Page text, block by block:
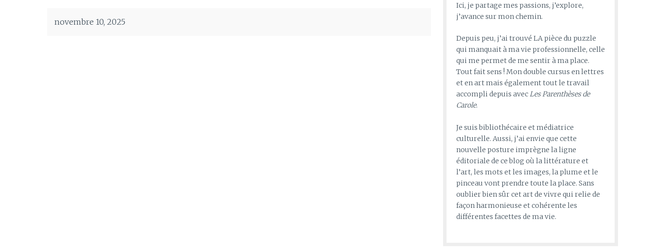
novembre 10, 2025
Ici, je partage mes passions, j’explore,
j’avance sur mon chemin.
Depuis peu, j’ai trouvé LA pièce du puzzle
qui manquait à ma vie professionnelle, celle
qui me permet de me sentir à ma place.
Tout fait sens ! Mon double cursus en lettres
et en art mais également tout le travail
accompli depuis avecLes Parenthèses de
Carole.
Je suis bibliothécaire et médiatrice
culturelle. Aussi, j’ai envie que cette
nouvelle posture imprègne la ligne
éditoriale de ce blog où la littérature et
l’art, les mots et les images, la plume et le
pinceau vont prendre toute la place. Sans
oublier bien sûr cet art de vivre qui relie de
façon harmonieuse et cohérente les
différentes facettes de ma vie.